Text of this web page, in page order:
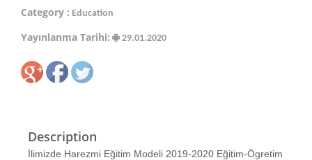
Category : Education
Yayınlanma Tarihi: 29.01.2020
Description
İlimizde Harezmi Eğitim Modeli 2019-2020 Eğitim-Ögretim